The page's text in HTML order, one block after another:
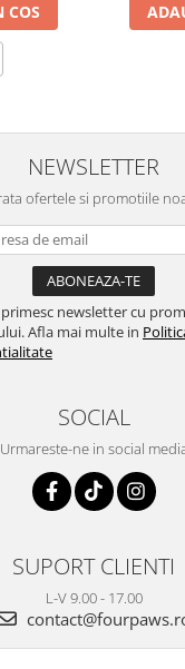
COS
NEWSLETTER
ofertele si promotiile
primesc newsletter cu
Afla mai multe in
SOCIAL
Urmareste-ne in social
SUPORT CLIENTI
L-V 9.00 - 17.00